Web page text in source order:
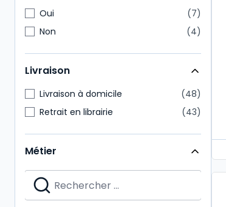
Oui
7
Non
4
Livraison
Livraison à domicile
48
Retrait en librairie
43
Métier